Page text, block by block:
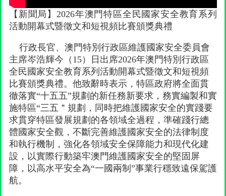
【新聞局】2026年澳門特區全民國家安全教育系列
活動開幕式暨徵文和短視頻比賽頒獎典禮
行政長官、澳門特別行政區維護國家安全委員會
主席岑浩輝今（15）日出席2026年澳門特別行政區
全民國家安全教育系列活動開幕式暨徵文和短視頻
比賽頒獎典禮。他致辭時表示，特區政府將全面貫
徹落實“十五五”規劃的新任務新要求，務實編製和實
施特區“三五＂規劃，同時把維護國家安全的實踐要
求貫穿特區發展規劃的各領域全過程，準確踐行總
體國家安全觀，不斷完善維護國家安全的法律制度
和執行機制，強化各領域安全保障能力和現代化建
設，以實際行動築牢澳門維護國家安全的堅固屏
障，以高水平安全為“一國兩制”事業行穩致遠保駕護
航。